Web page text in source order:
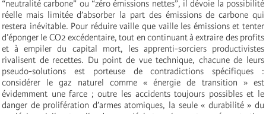
“neutralité carbone” ou “zéro émissions nettes”, il dévoie la possibilité
réelle mais limitée d’absorber la part des émissions de carbone qui
restera inévitable. Pour réduire vaille que vaille les émissions et tenter
d’éponger le CO2 excédentaire, tout en continuant à extraire des profits
et à empiler du capital mort, les apprenti-sorciers productivistes
rivalisent de recettes. Du point de vue technique, chacune de leurs
pseudo-solutions est porteuse de contradictions spécifiques :
considérer le gaz naturel comme « énergie de transition » est
évidemment une farce ; outre les accidents toujours possibles et le
danger de prolifération d’armes atomiques, la seule « durabilité » du